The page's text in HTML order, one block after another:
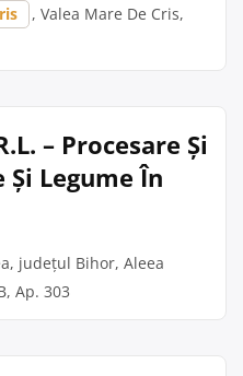
, Valea Mare De Cris,
– Procesare Și
Legume În
județul Bihor, Aleea
Ap. 303